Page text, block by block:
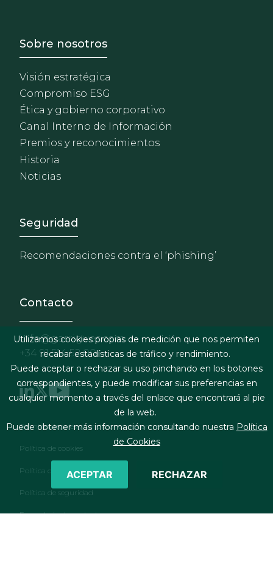
Footer - Sobre Nosotros
Sobre nosotros
Visión estratégica
Compromiso ESG
Ética y gobierno corporativo
Canal Interno de Información
Premios y reconocimientos
Historia
Noticias
Footer - Extranet y
Seguridad
Recomendaciones contra el ‘phishing’
Contacto
info@garrigues.com
+34 91 514 52 00
Footer menu
Términos legales y condiciones de contratación
Política de cookies
Política de privacidad
Política de seguridad
Formulario de contacto
Utilizamos cookies propias de medición que nos permiten
recabar estadísticas de tráfico y rendimiento.
Puede aceptar o rechazar su uso pinchando en los botones
correspondientes, y puede modificar sus preferencias en
cualquier momento a través del enlace que encontrará al pie
de la web.
Puede obtener más información consultando nuestra Política
de Cookies
ACEPTAR RECHAZAR